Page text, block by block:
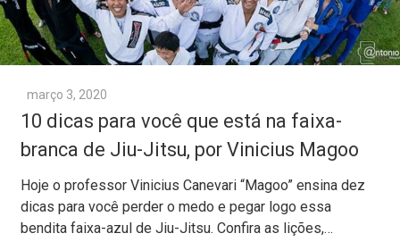
março 3, 2020
10 dicas para você que está na faixa-
branca de Jiu-Jitsu, por Vinicius Magoo
Hoje o professor Vinicius Canevari “Magoo” ensina dez
dicas para você perder o medo e pegar logo essa
bendita faixa-azul de Jiu-Jitsu. Confira as lições,…